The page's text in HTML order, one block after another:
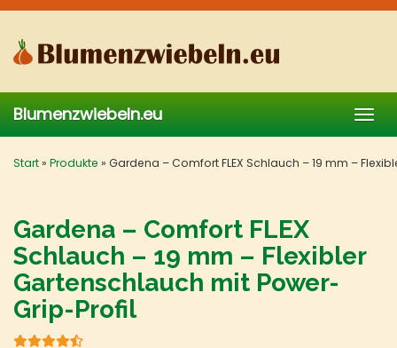
Skip
main
content
Blumenzwiebeln.eu
Start» Produkte » Gardena – Comfort FLEX Schlauch – 19 mm –
Gardena – Comfort FLEX
Schlauch – 19 mm – Flexibler
Gartenschlauch mit Power-
Grip-Profil